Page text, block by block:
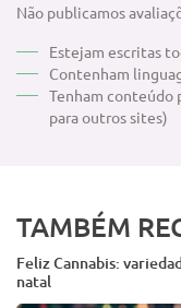
Não publicamos
Estejam escritas
Contenham
Tenham conteúdo
para outros sites)
TAMBÉM
Feliz Cannabis:
natal